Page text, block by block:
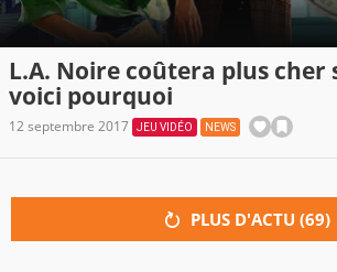
L.A. Noire coûtera plus cher
voici pourquoi
12 septembre 2017 JEU VIDÉO NEWS
PLUS D'ACTU (69)